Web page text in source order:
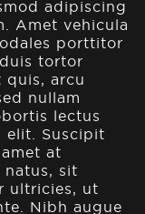
adipiscing
Amet vehicula
porttitor
tortor
quis, arcu
nullam
lectus
elit. Suscipit
at
sit
ultricies, ut
Nibh augue